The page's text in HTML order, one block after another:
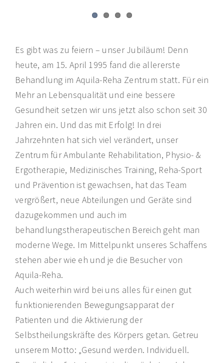
Es gibt was zu feiern – unser Jubiläum! Denn
heute, am 15. April 1995 fand die allererste
Behandlung im Aquila-Reha Zentrum statt. Für ein
Mehr an Lebensqualität und eine bessere
Gesundheit setzen wir uns jetzt also schon seit 30
Jahren ein. Und das mit Erfolg! In drei
Jahrzehnten hat sich viel verändert, unser
Zentrum für Ambulante Rehabilitation, Physio- &
Ergotherapie, Medizinisches Training, Reha-Sport
und Prävention ist gewachsen, hat das Team
vergrößert, neue Abteilungen und Geräte sind
dazugekommen und auch im
behandlungstherapeutischen Bereich geht man
moderne Wege. Im Mittelpunkt unseres Schaffens
stehen aber wie eh und je die Besucher von
Aquila-Reha.
Auch weiterhin wird bei uns alles für einen gut
funktionierenden Bewegungsapparat der
Patienten und die Aktivierung der
Selbstheilungskräfte des Körpers getan. Getreu
unserem Motto: „Gesund werden. Individuell.